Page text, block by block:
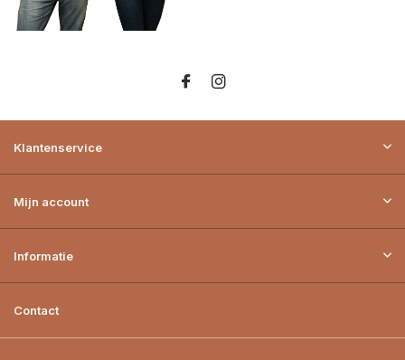
Klantenservice
Mijn account
Informatie
Contact